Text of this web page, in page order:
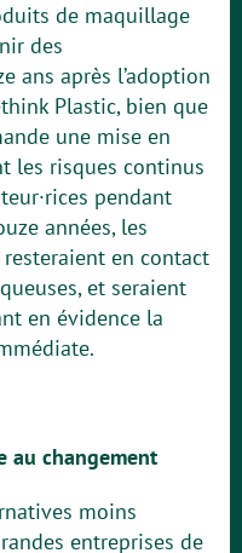
de maquillage
des
ans après l’adoption
Plastic, bien que
une mise en
les risques continus
pendant
années, les
en contact
et seraient
en évidence la
au changement
moins
entreprises de